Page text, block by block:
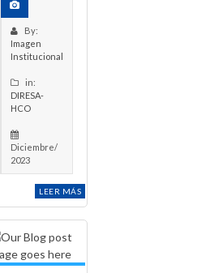
By:
Imagen
Institucional
in:
DIRESA-
HCO
Diciembre/
2023
LEER MÁS